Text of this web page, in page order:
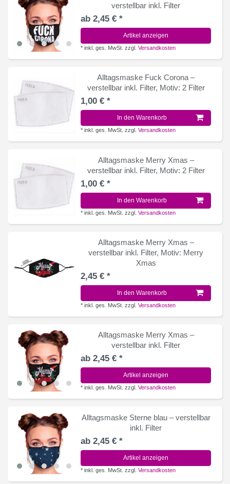
verstellbar inkl. Filter
ab 2,45 € *
Artikel anzeigen
*inkl. ges. MwSt. zzgl.Versandkosten
Alltagsmaske Fuck Corona –
verstellbar inkl. Filter, Motiv: 2 Filter
1,00 € *
In den Warenkorb
*inkl. ges. MwSt. zzgl.Versandkosten
Alltagsmaske Merry Xmas –
verstellbar inkl. Filter, Motiv: 2 Filter
1,00 € *
In den Warenkorb
*inkl. ges. MwSt. zzgl.Versandkosten
Alltagsmaske Merry Xmas –
verstellbar inkl. Filter, Motiv: Merry
Xmas
2,45 € *
In den Warenkorb
*inkl. ges. MwSt. zzgl.Versandkosten
Alltagsmaske Merry Xmas –
verstellbar inkl. Filter
ab 2,45 € *
Artikel anzeigen
*inkl. ges. MwSt. zzgl.Versandkosten
Alltagsmaske Sterne blau – verstellbar
inkl. Filter
ab 2,45 € *
Artikel anzeigen
*inkl. ges. MwSt. zzgl.Versandkosten